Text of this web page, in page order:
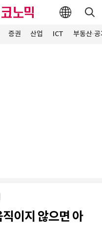
증권 산업 ICT 부동산·
이지 않으면 아